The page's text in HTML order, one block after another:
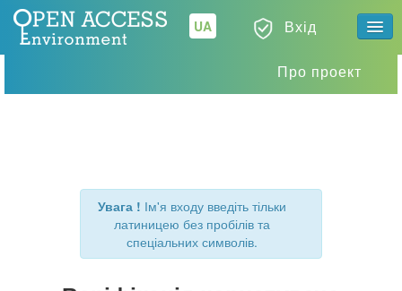
Вода
Повітря
метаданих
Вхід
UA
Про проект
Увага ! Ім'я входу введіть тільки
латиницею без пробілів та
спеціальних символів.